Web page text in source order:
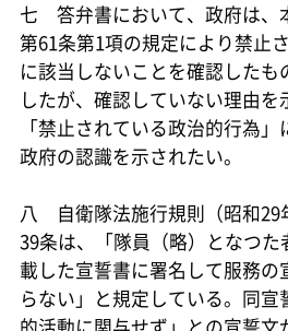
七 答弁書において、政府は、
第61条第1項の規定により禁止
に該当しないことを確認した
したが、確認していない理由を
「禁止されている政治的行為
政府の認識を示されたい。
八 自衛隊法施行規則（昭和29
39条は、「隊員（略）となつ
載した宣誓書に署名して服務の
らない」と規定している。同